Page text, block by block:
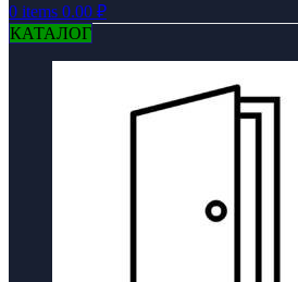
0 items 0.00 ₽
КАТАЛОГ